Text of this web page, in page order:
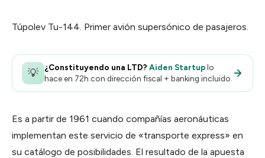
Suite completa
Contracts
Cobros y facturación
Túpolev Tu-144. Primer avión supersónico de pasajeros.
💡 ¿Constituyendo una LTD? Aiden Startuplo
hace en 72h con dirección fiscal + banking incluido.
Es a partir de 1961 cuando compañías aeronáuticas
implementan este servicio de «transporte express» en
su catálogo de posibilidades. El resultado de la apuesta